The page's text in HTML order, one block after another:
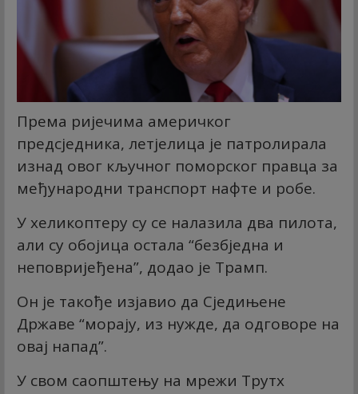
Према ријечима америчког
предсједника, летјелица је патролирала
изнад овог кључног поморског правца за
међународни транспорт нафте и робе.
У хеликоптеру су се налазила два пилота,
али су обојица остала “безбједна и
неповријеђена”, додао је Трамп.
Он је такође изјавио да Сједињене
Државе “морају, из нужде, да одговоре на
овај напад”.
У свом саопштењу на мрежи Трутх